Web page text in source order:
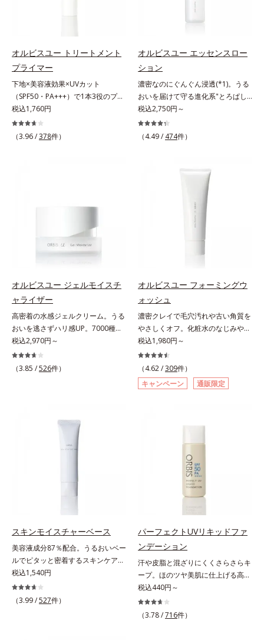
乾燥による*7 保湿成分*8 ロニ
セラカエルレア果汁、ノバラエキス
配合＝うるおいを与えハリと透明感
に満ちた肌へ導く保湿成分*9 メマ
ツヨイグサ抽出液、スイカズラエキ
ス配合＝角層のすみずみまで水分・
油分を保ち、ハリ・ツヤを与える保
湿成分*10 気持ちのこと
と*4 角層まで*5 うるおいによ
る*6 乾燥、ハリ・ツヤのなさ
ロニセラカエルレア果汁、ノバラエ
キス配合＝うるおいを与えハリと透
明感に満ちた肌へ導く保湿成分
*10 メマツヨイグサ抽出液、スイ
カズラエキス配合＝角層のすみずみ
まで水分・油分を保ち、ハリ・ツヤ
を与える保湿成分*11 気持ちのこ
と
えていることがわかりました。そこ
でオルビスユー ドットシリーズは
美容成分(*9)として「G.D.F.アクテ
ィベーター(*10)」を配合。そし
て、従来から配合している美白(*1)
有効成分「トラネキサム酸」を配合
しました。さらに、シリーズ共通の
美容成分「GLルートブースター
(*11)」を配合することで、肌のふ
イジングケアを応援します。*1 メ
スを防ぐ（ウォッシュを除く）*2
オルビス内スキンケアシリーズの保
湿力*3 年齢に応じたお手入れのこ
角層*5 乾燥による*6 洗浄によ
る物理的効果*7 うるおいによる
*8 乾燥、ハリ・ツヤのなさ*9
保湿成分*10 ロニセラカエルレア
果汁、ノバラエキス配合＝うるおい
を与えハリと透明感に満ちた肌へ導
く保湿成分*11 メマツヨイグサ抽
出液、スイカズラエキス配合＝角層
で大人の肌印象に大きな影響を与え
ていることが分かりました。そこで
容成分(*7)として「G.D.F.アクティ
ベーター(*8)」を配合。そして、従
来から配合している美白有効成分
「トラネキサム酸」を配合しまし
た。さらに、シリーズ共通の美容成
分(*7)「GLルートブースター(*9)」
を配合することで、肌のふっくら感
や透明感を叶えます。美白ケアしな
(*10)のハリと透明感を。効果的な
シナジー設計で、あなたのエイジン
グケアを応援します。*1 メラニン
の生成を抑え、シミ・ソバカスを防
ぐ（ウォッシュ除く）*2 オルビス
年齢に応じたお手入れのこと*4 う
るおいによる*5 乾燥、ハリ・ツヤ
ロニセラカエルレア果汁、ノバラエ
キス配合＝うるおいを与えハリと透
明感に満ちた肌へ導く保湿成分*9
メマツヨイグサ抽出液、スイカズラ
エキス配合＝角層のすみずみまで水
分・油分を保ち、ハリ・ツヤを与え
る保湿成分*10 気持ちのこと各商品
の詳しい情報は商品ページをご覧く
ださい。・BEAUTY夏祭りは、こち
オルビスユー トリートメント
プライマー
下地×美容液効果×UVカット
（SPF50・PA+++）で1本3役のプラ
イマー。凹凸をつるんとなめらかに
(*1)整え、化粧ノリUPの高機能化粧
下地。“塗るたび高まる、素肌の美
ンケア発想の化粧下地です。保湿成
うるおいをグンとアップ＆リッチな
クリームのようにぴたっと密着。乾
燥による小ジワを目立たなく(*1)
す。むやみに隠すのではなくふわり
と光を拡散させ、メイク×スキンケ
アのW効果で軽やかな美肌を印象づ
けます。紫外線吸収剤フリーなのに
高SPF値、さらにスキンプロテクト
複合成分(*3)が、ブルーライト、紫
外線、大気中の微粒子汚れなどの外
的ダメージから肌表面をガードしま
すい肌にうるおいを届けながら、光
拡散効果で乾燥小ジワや毛穴もカバ
ーします。【ラスティング効果】皮
はしっかり残すことでカバー力を保
複合成分配合＝肌を保護し、乾燥を
防ぐ複合成分 ※ ビルベリー葉エ
皮エキス*4 グリセリルグルコシド
（保湿成分）、（ジメチコン／ビニ
ルジメチコン）クロスポリマー、ジ
メチコン（カバー成分）*5 アクリ
レーツコポリマー
税込1,760円
（3.96 /378件）
オルビスユー エッセンスロー
ション
濃密なのにぐんぐん浸透(*1)。うる
おいを届けて守る進化系"とろぱし
ゃ"ローション。7000種を超える成
分から厳選し、「うるおいの質
(*1)」に着目した初期エイジングケ
ーチする初期エイジングケアシリー
ズです。「うるおいの質」に着目
し、肌荒れを予防しながらうるおい
に満ちた美しい肌へと導きます。ポ
ーラ・オルビスグループ独自の肌荒
濃度で配合。角層のバリア機能にア
にゆらがない肌を叶えます。そし
成分「MCアクティベーター
(*5)」。肌のうるおいを引き出し・
高めて、ハリ感あふれる肌へと導き
ます。うるおいに満ちたゆらがない
肌をご体感いただくために設計され
た3ステップで、いつも力強く美し
くあり続けるあなたを応援します。
ース及び先行技術調査による当社調
べ*5 オトギリソウエキス配合＝肌
にうるおいを与え、うるおいに満ち
たハリツヤ肌へ導く保湿成分
税込2,750円～
（4.49 / 474件）
オルビスユー ジェルモイスチ
ャライザー
高密着の水感ジェルクリーム。うる
おいを逃さずハリ感UP。7000種を
超える成分から厳選し、「うるおい
の質(*1)」に着目した初期エイジン
グケア(*2)シリーズオルビスユーは
いに満ちた美しい肌へと導きます。
ポーラ・オルビスグループ独自の肌
荒れ防止有効成分として、「DF-パ
高濃度で配合。角層のバリア機能に
て、独自研究に基づいたアプローチ
成分「MCアクティベーター
(*5)」。肌のうるおいを引き出し・
高めて、ハリ感あふれる肌へと導き
ます。うるおいに満ちたゆらがない
肌をご体感いただくために設計され
た3ステップで、いつも力強く美し
くあり続けるあなたを応援します。
税込2,970円～
（3.85 /526件）
オルビスユー フォーミングウ
ォッシュ
濃密クレイで毛穴汚れや古い角質を
やさしくオフ。化粧水のなじみやす
い肌に。7000種を超える成分から
厳選し、「うるおいの質(*1)」に着
目した初期エイジングケア(*2)シリ
ーズオルビスユーは肌本来のうるお
いやバリア機能にアプローチする初
を予防しながらうるおいに満ちた美
成分として、「DF-パンテノール
(*3)」を国内唯一(*4)、高濃度で配
合。角層のバリア機能にアプローチ
して肌荒れを防ぎ、肌不調にゆらが
ない肌を叶えます。そして、独自研
究に基づいたアプローチ成分「MC
アクティベーター(*5)」。肌のうる
おいを引き出し・高めて、ハリ感あ
ふれる肌へと導きます。うるおいに
満ちたゆらがない肌をご体感いただ
くために設計された3ステップで、
いつも力強く美しくあり続けるあな
たを応援します。*1 肌にうるおい
税込1,980円～
（4.62 /309件）
キャンペーン
通販限定
スキンモイスチャーベース
美容液成分87％配合。うるおいベー
ルでピタッと密着するスキンケア発
想のメイク下地。化粧ノリ＆もち
UP！ファンデーションの仕上がり
を格上げする、スキンケア発想の化
税込1,540円
（3.99 /527件）
パーフェクトUVリキッドファ
ンデーション
汗や皮脂と混ざりにくくさらさらキ
ープ。ほのツヤ美肌に仕上げる高
SPFファンデ。SPF50・PA++++で紫
外線を強力カットしながら、さらさ
ら美肌が10時間(*)続くリキッドフ
税込440円～
（3.78 /716件）